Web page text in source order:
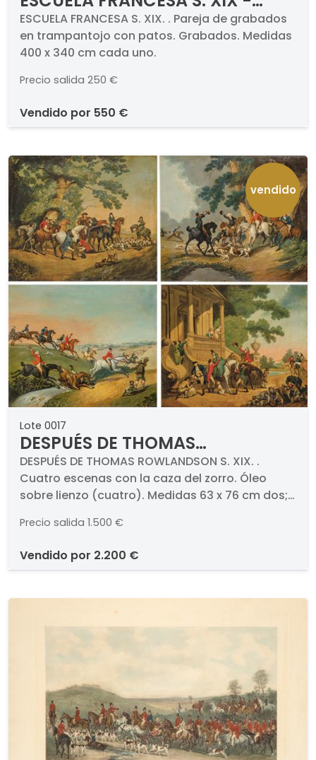
Pareja de grabados en
trampantojo con patos
ESCUELA FRANCESA S. XIX. . Pareja de grabados
en trampantojo con patos. Grabados. Medidas
400 x 340 cm cada uno.
Precio salida 250 €
vendido por 550 €
vendido
Lote 0017
DESPUÉS DE THOMAS
ROWLANDSON S. XIX - Cuatro
escenas con la caza del zorro
DESPUÉS DE THOMAS ROWLANDSON S. XIX. .
Cuatro escenas con la caza del zorro. Óleo
sobre lienzo (cuatro). Medidas 63 x 76 cm dos;
Precio salida 1.500 €
vendido por 2.200 €